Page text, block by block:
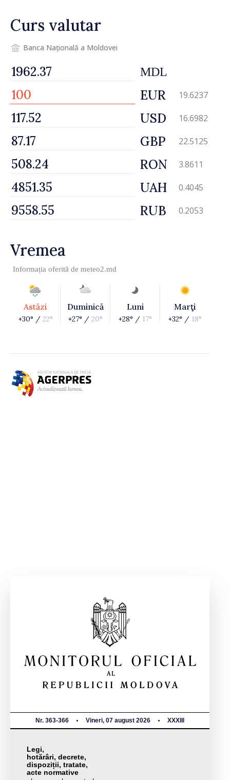
Curs valutar
Banca Națională a Moldovei
MDL
EUR 19.6237
USD 16.6982
GBP 22.5125
RON 3.8611
UAH 0.4045
RUB 0.2053
Vremea
Informația oferită de meteo2.md
Astăzi
+30° / 22°
Duminică
+27° / 20°
Luni
+28° / 17°
Marţi
+32° / 18°
Nr. 363-366 Vineri, 07 august 2026 XXXIII
Legi,
hotărâri, decrete,
dispoziții, tratate,
acte normative